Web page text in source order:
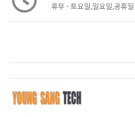
휴무 - 토요일,일요일,공휴일